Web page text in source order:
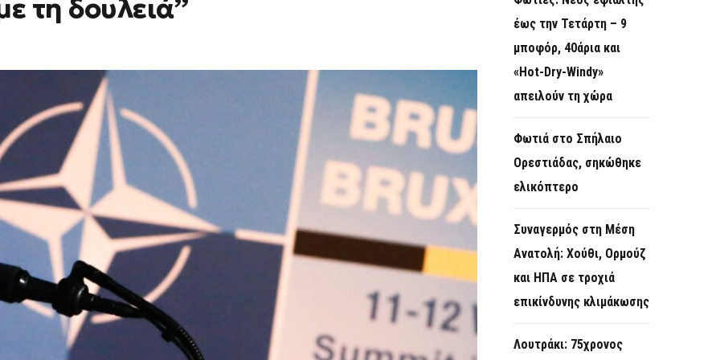
τη δουλειά”
έως την Τετάρτη – 9
μποφόρ, 40άρια και
«Hot-Dry-Windy»
απειλούν τη χώρα
Φωτιά στο Σπήλαιο
Ορεστιάδας, σηκώθηκε
ελικόπτερο
Συναγερμός στη Μέση
Ανατολή: Χούθι, Ορμούζ
και ΗΠΑ σε τροχιά
επικίνδυνης κλιμάκωσης
Λουτράκι: 75χρονος